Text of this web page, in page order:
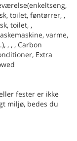
toilet, føntørrer, ,
toilet, ,
varme,
, , , Carbon
Extra
fester er ikke
miljø, bedes du